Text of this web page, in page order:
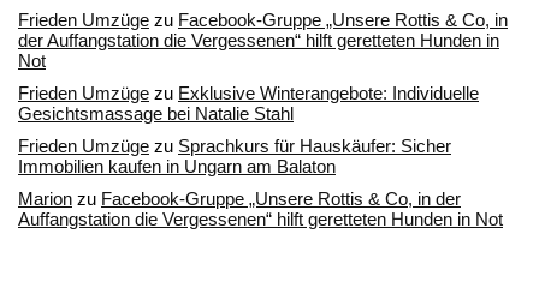
Frieden Umzüge zu Facebook-Gruppe „Unsere Rottis & Co, in
der Auffangstation die Vergessenen“ hilft geretteten Hunden in
Not
Frieden Umzüge zu Exklusive Winterangebote: Individuelle
Gesichtsmassage bei Natalie Stahl
Frieden Umzüge zu Sprachkurs für Hauskäufer: Sicher
Immobilien kaufen in Ungarn am Balaton
Marion zu Facebook-Gruppe „Unsere Rottis & Co, in der
Auffangstation die Vergessenen“ hilft geretteten Hunden in Not